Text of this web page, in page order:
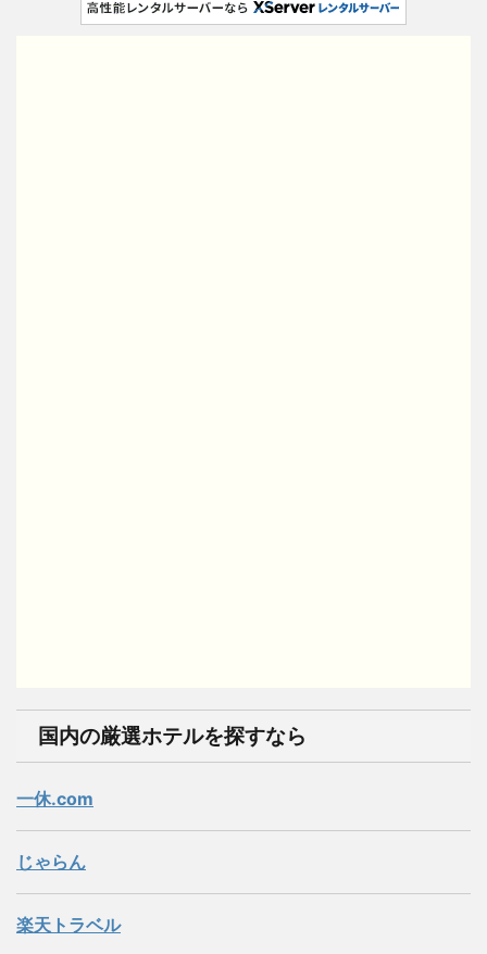
国内の厳選ホテルを探すなら
一休.com
じゃらん
楽天トラベル